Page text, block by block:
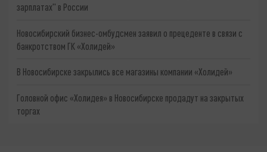
зарплатах" в России
Новосибирский бизнес-омбудсмен заявил о прецеденте в связи с
банкротством ГК «Холидей»
В Новосибирске закрылись все магазины компании «Холидей»
Головной офис «Холидея» в Новосибирске продадут на закрытых
торгах